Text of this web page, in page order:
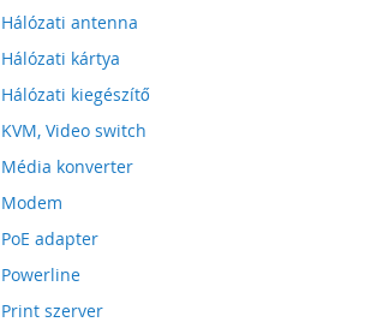
Hálózati antenna
Hálózati kártya
Hálózati kiegészítő
KVM, Video switch
Média konverter
Modem
PoE adapter
Powerline
Print szerver